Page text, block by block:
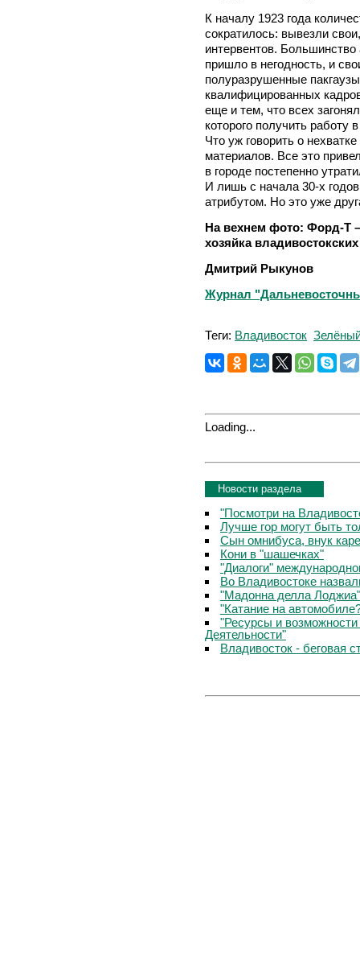
К началу 1923 года
сократилось: вывезли
интервентов. Большинство
пришло в негодность, и
полуразрушенные
квалифицированных
еще и тем, что всех
которого получить работу
Что уж говорить о
материалов. Все это
в городе постепенно
И лишь с начала 30-х
атрибутом. Но это уже
На вехнем фото: Форд-Т –
хозяйка
Дмитрий Рыкунов
Журнал
Теги: Владивосток
Loading...
Новости раздела
"Посмотри на
Лучше гор могут быть
Сын омнибуса, внук
Кони в "шашечках"
"Диалоги"
Во Владивостоке
"Мадонна делла
"Катание на
"Ресурсы и
Деятельности"
Владивосток - беговая